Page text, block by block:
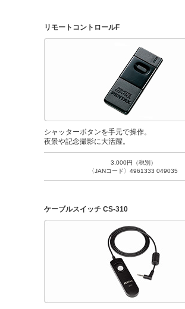
リモートコントロールF
シャッターボタンを手元で操作。
夜景や記念撮影に大活躍。
3,000円（税別）
〈JANコード〉4961333 049035
ケーブルスイッチ CS-310